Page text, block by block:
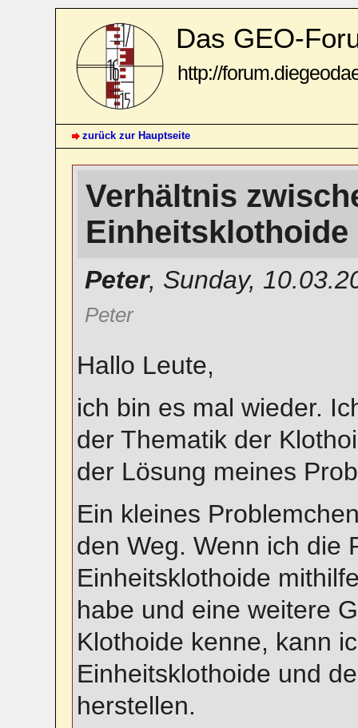
Das GEO-
http://
zurück zur Hauptseite
Verhältnis
Einheitsklothoide
Peter, Sunday,
Peter
Hallo Leute,
ich bin es mal wieder.
der Thematik der
der Lösung meines
Ein kleines
den Weg. Wenn ich die
Einheitsklothoide
habe und eine weitere
Klothoide kenne, kann
Einheitsklothoide und
herstellen.